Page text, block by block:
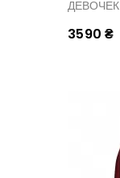
ДЕВОЧЕК
3590 ₴